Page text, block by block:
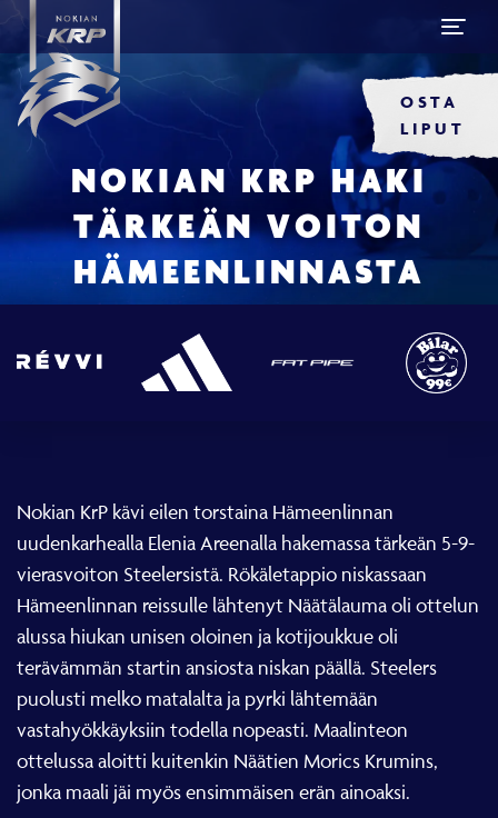
OSTA
LIPUT
NOKIAN KRP HAKI
TÄRKEÄN VOITON
HÄMEENLINNASTA
Nokian KrP kävi eilen torstaina Hämeenlinnan
uudenkarhealla Elenia Areenalla hakemassa tärkeän 5-9-
vierasvoiton Steelersistä. Rökäletappio niskassaan
Hämeenlinnan reissulle lähtenyt Näätälauma oli ottelun
alussa hiukan unisen oloinen ja kotijoukkue oli
terävämmän startin ansiosta niskan päällä. Steelers
puolusti melko matalalta ja pyrki lähtemään
vastahyökkäyksiin todella nopeasti. Maalinteon
ottelussa aloitti kuitenkin Näätien Morics Krumins,
jonka maali jäi myös ensimmäisen erän ainoaksi.